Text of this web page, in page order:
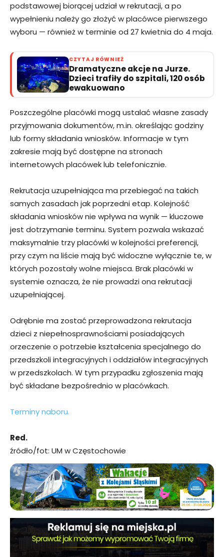
podstawowej biorącej udział w rekrutacji, a po
wypełnieniu należy go złożyć w placówce pierwszego
wyboru — również w terminie od 27 kwietnia do 4 maja.
CZYTAJ RÓWNIEŻ
Dramatyczne akcje na Jurze.
Dzieci trafiły do szpitali, 120 osób
ewakuowano
Poszczególne placówki mogą ustalać własne zasady
przyjmowania dokumentów, m.in. określając godziny
lub formy składania wniosków. Informacje w tym
zakresie mają być dostępne na stronach
internetowych placówek lub telefonicznie.
Rekrutacja uzupełniająca ma przebiegać na takich
samych zasadach jak poprzedni etap. Kolejność
składania wniosków nie wpływa na wynik — kluczowe
jest dotrzymanie terminu. System pozwala wskazać
maksymalnie trzy placówki w kolejności preferencji,
przy czym na liście mają być widoczne wyłącznie te, w
których pozostały wolne miejsca. Brak placówki w
systemie oznacza, że nie prowadzi ona rekrutacji
uzupełniającej.
Odrębnie ma zostać przeprowadzona rekrutacja
dzieci z niepełnosprawnościami posiadających
orzeczenie o potrzebie kształcenia specjalnego do
przedszkoli integracyjnych i oddziałów integracyjnych
w przedszkolach. W tym przypadku zgłoszenia mają
być składane bezpośrednio w placówkach.
Terminy naboru.
Red.
źródło/fot: UM w Częstochowie